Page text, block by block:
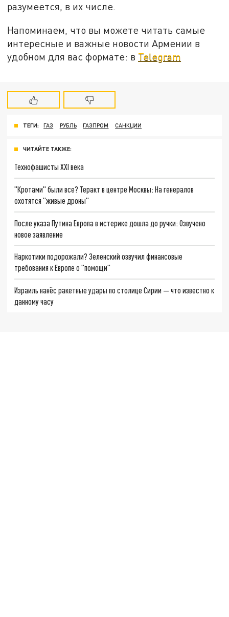
разумеется, в их числе.
Напоминаем, что вы можете читать самые
интересные и важные новости Армении в
удобном для вас формате: в Telegram
ТЕГИ: ГАЗ РУБЛЬ ГАЗПРОМ САНКЦИИ
ЧИТАЙТЕ ТАКЖЕ:
Технофашисты XXI века
"Кротами" были все? Теракт в центре Москвы: На генералов
охотятся "живые дроны"
После указа Путина Европа в истерике дошла до ручки: Озвучено
новое заявление
Наркотики подорожали? Зеленский озвучил финансовые
требования к Европе о "помощи"
Израиль нанёс ракетные удары по столице Сирии — что известно к
данному часу